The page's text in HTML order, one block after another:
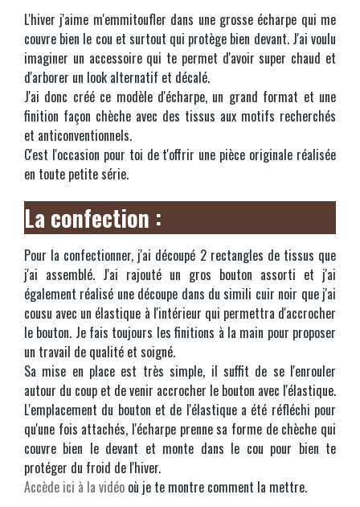
L'hiver j'aime m'emmitoufler dans une grosse écharpe qui me
couvre bien le cou et surtout qui protège bien devant. J'ai voulu
imaginer un accessoire qui te permet d'avoir super chaud et
d'arborer un look alternatif et décalé.
J'ai donc créé ce modèle d'écharpe, un grand format et une
finition façon chèche avec des tissus aux motifs recherchés
et anticonventionnels.
C'est l'occasion pour toi de t'offrir une pièce originale réalisée
en toute petite série.
La confection :
Pour la confectionner, j'ai découpé 2 rectangles de tissus que
j'ai assemblé. J'ai rajouté un gros bouton assorti et j'ai
également réalisé une découpe dans du simili cuir noir que j'ai
cousu avec un élastique à l'intérieur qui permettra d'accrocher
le bouton. Je fais toujours les finitions à la main pour proposer
un travail de qualité et soigné.
Sa mise en place est très simple, il suffit de se l'enrouler
autour du coup et de venir accrocher le bouton avec l'élastique.
L'emplacement du bouton et de l'élastique a été réfléchi pour
qu'une fois attachés, l'écharpe prenne sa forme de chèche qui
couvre bien le devant et monte dans le cou pour bien te
protéger du froid de l'hiver.
Accède ici à la vidéo où je te montre comment la mettre.